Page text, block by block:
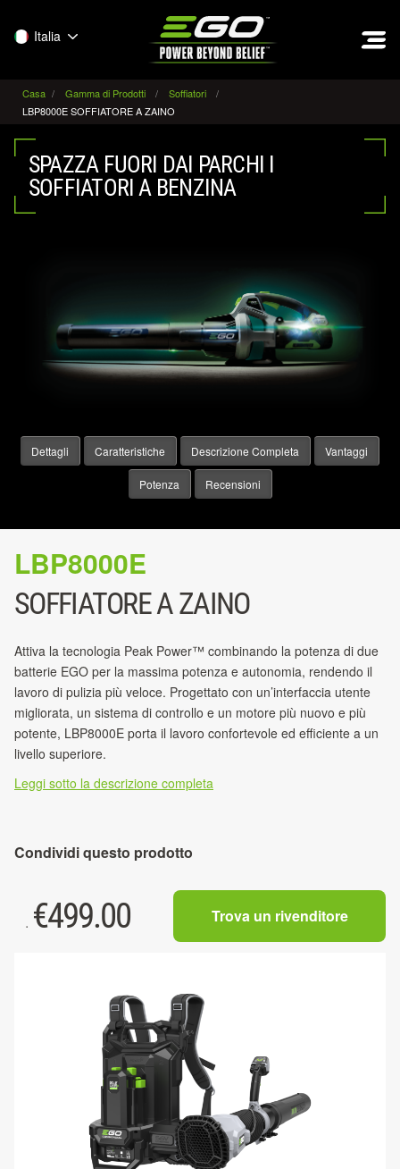
Italia
Casa Gamma di Prodotti
Soffiatori
LBP8000E SOFFIATORE A ZAINO
SPAZZA FUORI DAI PARCHI I
SOFFIATORI A BENZINA
Dettagli Caratteristiche Descrizione Completa Vantaggi
Potenza Recensioni
LBP8000E
SOFFIATORE A ZAINO
Attiva la tecnologia Peak Power™ combinando la potenza di due
batterie EGO per la massima potenza e autonomia, rendendo il
lavoro di pulizia più veloce. Progettato con un’interfaccia utente
migliorata, un sistema di controllo e un motore più nuovo e più
potente, LBP8000E porta il lavoro confortevole ed efficiente a un
livello superiore.
Leggi sotto la descrizione completa
Condividi questo prodotto
. €499.00 Trova un rivenditore